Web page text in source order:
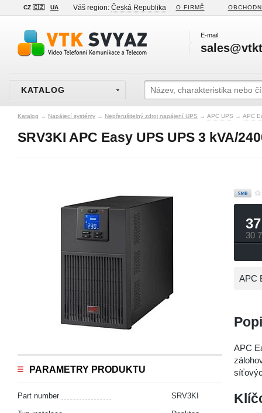
CZ 🇨🇿 UA Váš region: Česká Republika O FIRMĚ
E-mail
KATALOG
Katalog → Napájecí systémy → Nepřerušitelný zdroj napájení UPS → APC UPS → APC
SRV3KI APC Easy UPS UPS 3 kVA/
PARAMETRY PRODUKTU
Part number SRV3KI
30
APC
APC